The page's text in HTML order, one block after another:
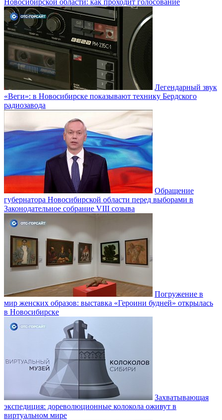
Легендарный звук
«Веги»: в Новосибирске показывают технику Бердского
радиозавода
Обращение
губернатора Новосибирской области перед выборами в
Законодательное собрание VIII созыва
Погружение в
мир женских образов: выставка «Героини будней» открылась
в Новосибирске
Захватывающая
экспедиция: дореволюционные колокола оживут в
виртуальном мире